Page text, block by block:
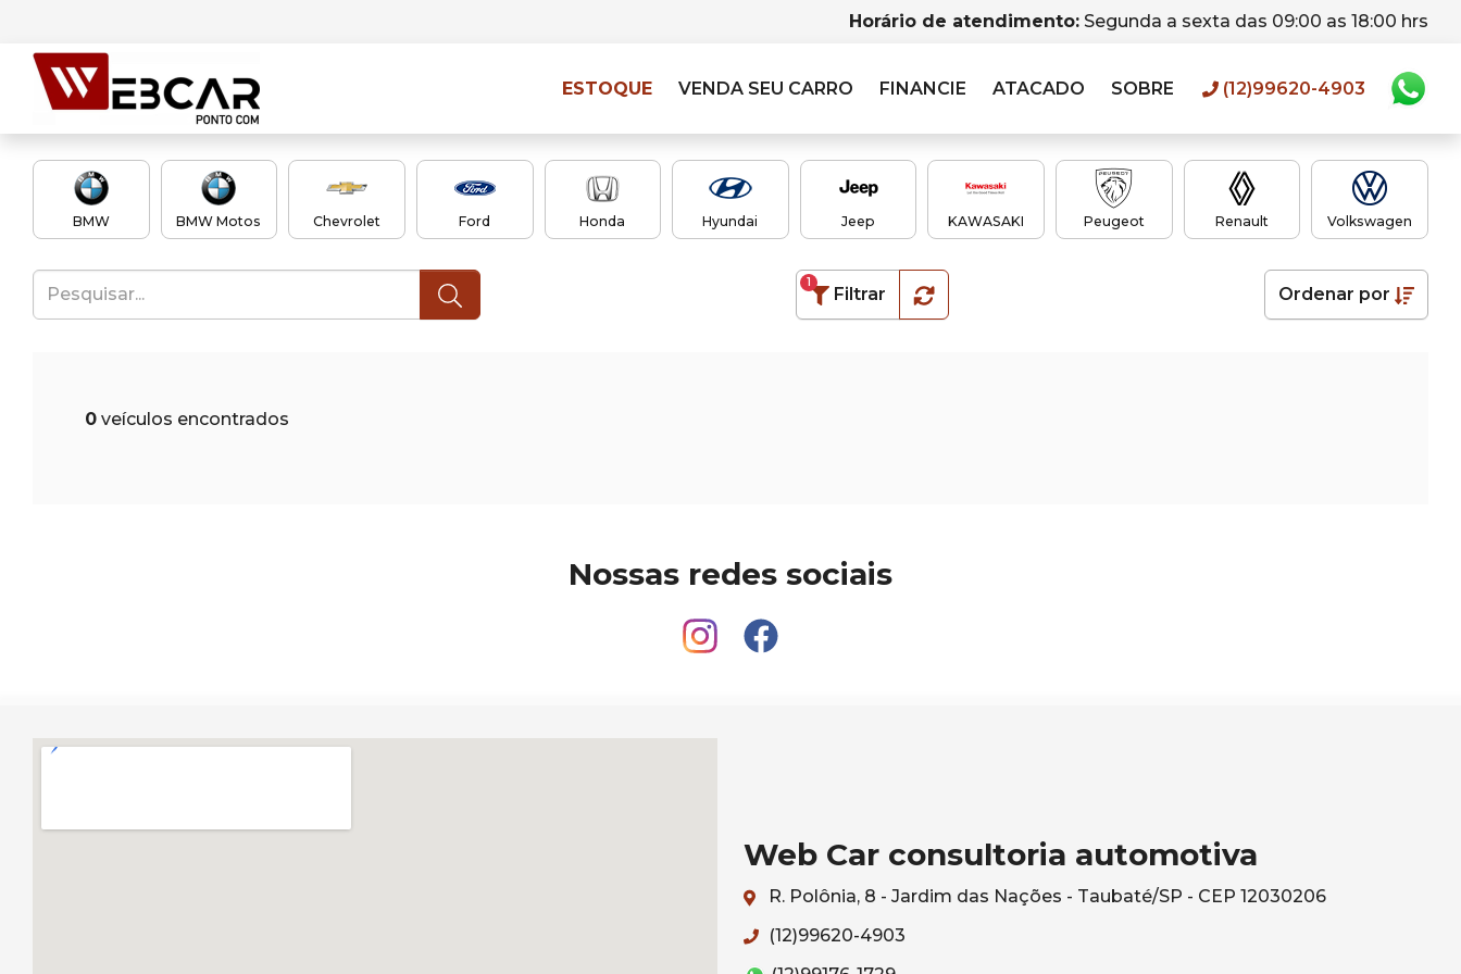
Horário de atendimento: Segunda a sexta das 09:00 as 18:00 hrs
ESTOQUE VENDA SEU CARRO FINANCIE ATACADO SOBRE (12)99620-4903
BMW BMW Motos Chevrolet Ford Honda Hyundai Jeep KAWASAKI Peugeot Renault Volkswagen
Filtrar
1
Ordenar por
0 veículos encontrados
Nossas redes sociais
Web Car consultoria automotiva
R. Polônia, 8 - Jardim das Nações - Taubaté/SP - CEP 12030206
(12)99620-4903